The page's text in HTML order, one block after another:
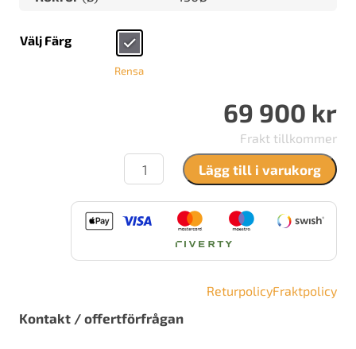
Välj Färg
Rensa
69 900 kr
Frakt tillkommer
Contura
i61T
Lägg till i varukorg
ReturpolicyFraktpolicy
Kontakt / offertförfrågan